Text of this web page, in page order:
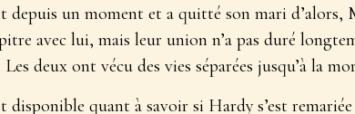
depuis un moment et a quitté son mari d’alors,
avec lui, mais leur union n’a pas duré
deux ont vécu des vies séparées jusqu’à la
disponible quant à savoir si Hardy s’est